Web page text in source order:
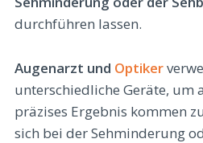
durchführen lassen.
Augenarzt und Optiker
unterschiedliche Geräte, um
präzises Ergebnis kommen
sich bei der Sehminderung